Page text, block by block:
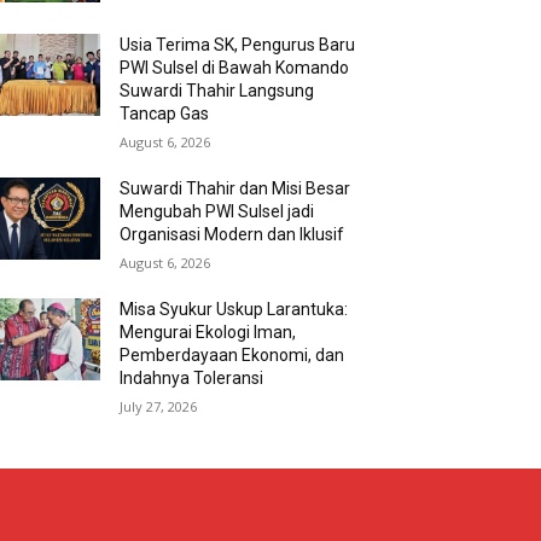
Usia Terima SK, Pengurus Baru
PWI Sulsel di Bawah Komando
Suwardi Thahir Langsung
Tancap Gas
August 6, 2026
Suwardi Thahir dan Misi Besar
Mengubah PWI Sulsel jadi
Organisasi Modern dan Iklusif
August 6, 2026
Misa Syukur Uskup Larantuka:
Mengurai Ekologi Iman,
Pemberdayaan Ekonomi, dan
Indahnya Toleransi
July 27, 2026